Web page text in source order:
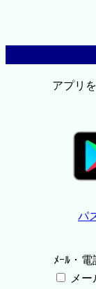
アプリ
パ
ﾒｰﾙ・
メ